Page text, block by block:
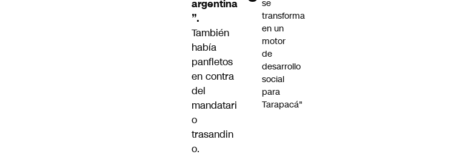
argentina
”.
También
había
panfletos
en contra
del
mandatari
o
trasandin
o.
se
transforma
en un
motor
de
desarrollo
social
para
Tarapacá"